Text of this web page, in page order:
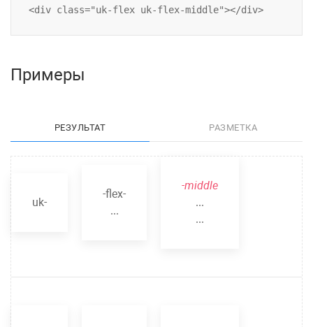
Примеры
РЕЗУЛЬТАТ РАЗМЕТКА
uk-
-flex-
...
-middle
...
...